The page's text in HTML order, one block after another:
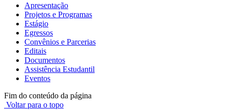
Apresentação
Projetos e Programas
Estágio
Egressos
Convênios e Parcerias
Editais
Documentos
Assistência Estudantil
Eventos
Fim do conteúdo da página
Voltar para o topo